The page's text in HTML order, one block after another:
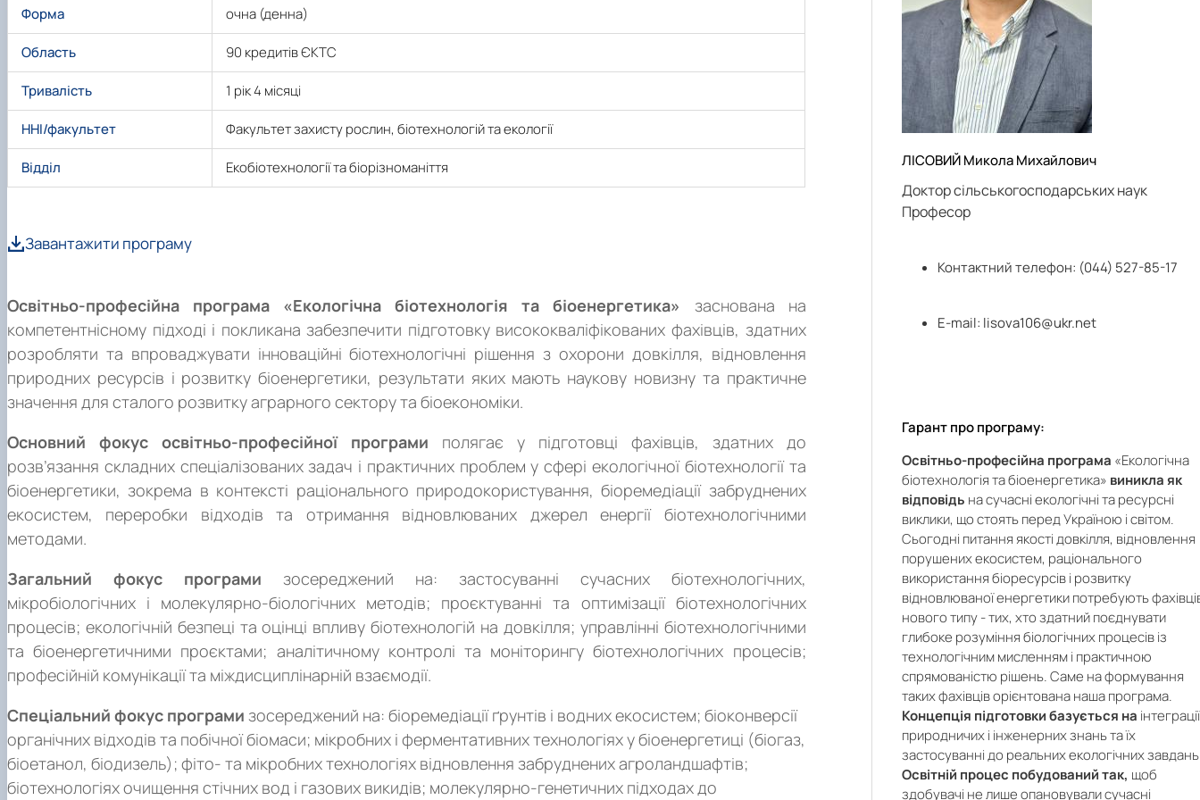
Форма очна (денна)
Область 90 кредитів ЄКТС
Тривалість 1 рік 4 місяці
ННІ/факультет Факультет захисту рослин, біотехнологій та екології
Відділ Екобіотехнології та біорізноманіття
Про програму
Завантажити програму
Освітньо-професійна програма «Екологічна біотехнологія та біоенергетика»
заснована на
компетентнісному підході і покликана забезпечити підготовку висококваліфікованих фахівців, здатних
розробляти та впроваджувати інноваційні біотехнологічні рішення з охорони довкілля, відновлення
природних ресурсів і розвитку біоенергетики, результати яких мають наукову новизну та практичне
значення для сталого розвитку аграрного сектору та біоекономіки.
Основний фокус освітньо-професійної програми полягає у підготовці фахівців, здатних до
розв’язання складних спеціалізованих задач і практичних проблем у сфері екологічної біотехнології та
біоенергетики, зокрема в контексті раціонального природокористування, біоремедіації забруднених
екосистем, переробки відходів та отримання відновлюваних джерел енергії біотехнологічними
методами.
Загальний фокус програми зосереджений на: застосуванні сучасних біотехнологічних,
мікробіологічних і молекулярно-біологічних методів; проєктуванні та оптимізації біотехнологічних
процесів; екологічній безпеці та оцінці впливу біотехнологій на довкілля; управлінні біотехнологічними
та біоенергетичними проєктами; аналітичному контролі та моніторингу біотехнологічних процесів;
професійній комунікації та міждисциплінарній взаємодії.
Спеціальний фокус програми зосереджений на: біоремедіації ґрунтів і водних екосистем; біоконверсії
органічних відходів та побічної біомаси; мікробних і ферментативних технологіях у біоенергетиці (біогаз,
біоетанол, біодизель); фіто- та мікробних технологіях відновлення забруднених агроландшафтів;
біотехнологіях очищення стічних вод і газових викидів; молекулярно-генетичних підходах до
ЛІСОВИЙ Микола Михайлович
Доктор сільськогосподарських наук
Професор
Контактний телефон: (044) 527-85-17
E-mail: lisova106@ukr.net
Гарант про програму:
Освітньо-професійна програма «Екологічна
біотехнологія та біоенергетика» виникла як
відповідь на сучасні екологічні та ресурсні
виклики, що стоять перед Україною і світом.
Сьогодні питання якості довкілля, відновлення
порушених екосистем, раціонального
використання біоресурсів і розвитку
відновлюваної енергетики потребують
нового типу - тих, хто здатний поєднувати
глибоке розуміння біологічних процесів із
технологічним мисленням і практичною
спрямованістю рішень. Саме на формування
таких фахівців орієнтована наша програма.
Концепція підготовки базується на інтеграції
природничих і інженерних знань та їх
застосуванні до реальних екологічних
Освітній процес побудований так, щоб
здобувачі не лише опановували сучасні